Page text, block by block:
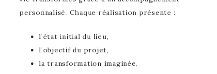
personnalisé. Chaque réalisation présente :
l’état initial du lieu,
l’objectif du projet,
la transformation imaginée,